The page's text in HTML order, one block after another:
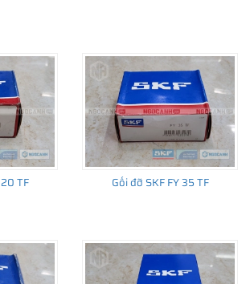
tính kinh tế và đáp ứng yêu cầu dễ dàng
nhà cung cấp vòng bi hàng đầu, SKF còn
TF Gối đỡ SKF FY 35 TF